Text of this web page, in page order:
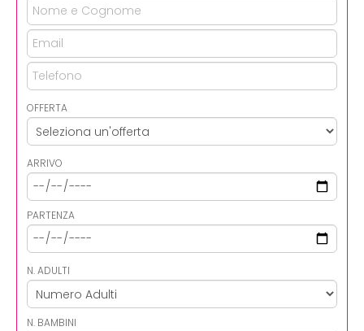
OFFERTA
ARRIVO
PARTENZA
N. ADULTI
N. BAMBINI